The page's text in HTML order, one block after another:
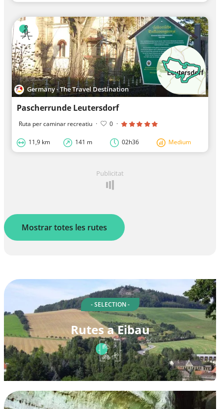
Germany - The Travel Destination
Pascherrunde Leutersdorf
Ruta per caminar recreatiu · 0 ·
11,9 km 141 m 02h36 Medium
Publicitat
Mostrar totes les rutes
- SELECTION -
Rutes a Eibau